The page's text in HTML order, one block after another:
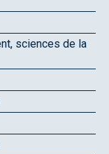
sciences de la